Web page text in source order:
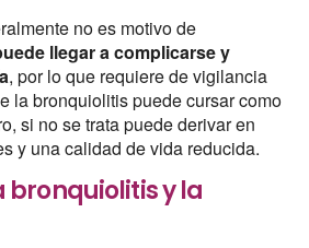
no es motivo de
llegar a complicarse y
, por lo que requiere de vigilancia
la bronquiolitis puede cursar como
si no se trata puede derivar en
y una calidad de vida reducida.
bronquiolitis y la